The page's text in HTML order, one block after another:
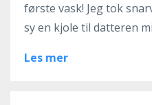
første vask! Jeg tok
sy en kjole til datteren
Les mer